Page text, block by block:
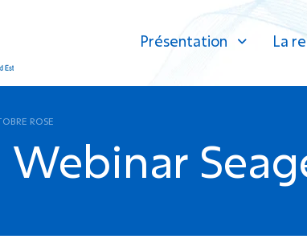
Présentation La
ROSE
Webinar